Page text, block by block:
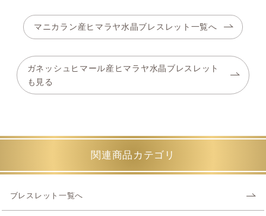
マニカラン産ヒマラヤ水晶ブレスレット一覧へ
ガネッシュヒマール産ヒマラヤ水晶ブレスレット
も見る
関連商品カテゴリ
ブレスレット一覧へ